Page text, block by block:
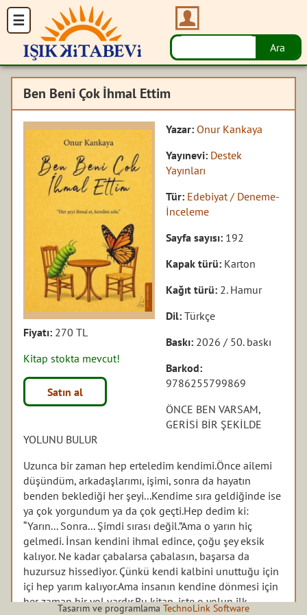
Ben Beni Çok İhmal Ettim
Fiyatı: 270 TL
Kitap stokta mevcut!
Satın al
Yazar:Onur Kankaya
Yayınevi: Destek
Yayınları
Tür: Edebiyat / Deneme-
İnceleme
Sayfa sayısı: 192
Kapak türü: Karton
Kağıt türü: 2. Hamur
Dil:Türkçe
Baskı: 2026 / 50. baskı
Barkod:
9786255799869
ÖNCE BEN VARSAM,
GERİSİ BİR ŞEKİLDE
YOLUNU BULUR
Uzunca bir zaman hep erteledim kendimi.Önce ailemi
düşündüm, arkadaşlarımı, işimi, sonra da hayatın
benden beklediği her şeyi...Kendime sıra geldiğinde ise
ya çok yorgundum ya da çok geçti.Hep dedim ki:
“Yarın... Sonra... Şimdi sırası değil.”Ama o yarın hiç
gelmedi. İnsan kendini ihmal edince, çoğu şey eksik
kalıyor. Ne kadar çabalarsa çabalasın, başarsa da
huzursuz hissediyor. Çünkü kendi kalbini unuttuğu için
içi hep yarım kalıyor.Ama insanın kendine dönmesi için
her zaman bir yol vardır.Bu kitap, işte o yolun ilk
Tasarım ve programlama TechnoLink Software